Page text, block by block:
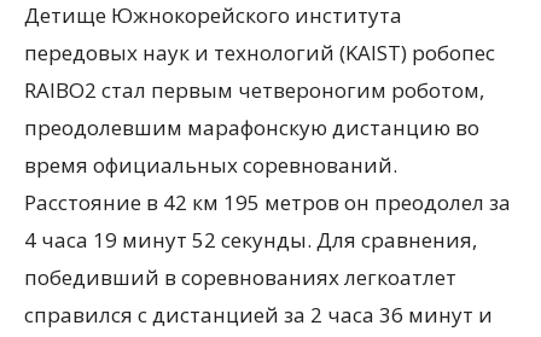
Детище Южнокорейского института
передовых наук и технологий (KAIST) робопес
RAIBO2 стал первым четвероногим роботом,
преодолевшим марафонскую дистанцию во
время официальных соревнований.
Расстояние в 42 км 195 метров он преодолел за
4 часа 19 минут 52 секунды. Для сравнения,
победивший в соревнованиях легкоатлет
справился с дистанцией за 2 часа 36 минут и